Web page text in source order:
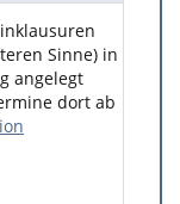
Sinne) in
angelegt
dort ab